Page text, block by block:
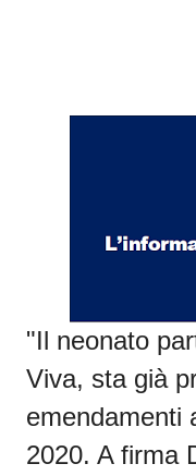
"Il neonato
Viva, sta già
emendamenti
2020. A firma